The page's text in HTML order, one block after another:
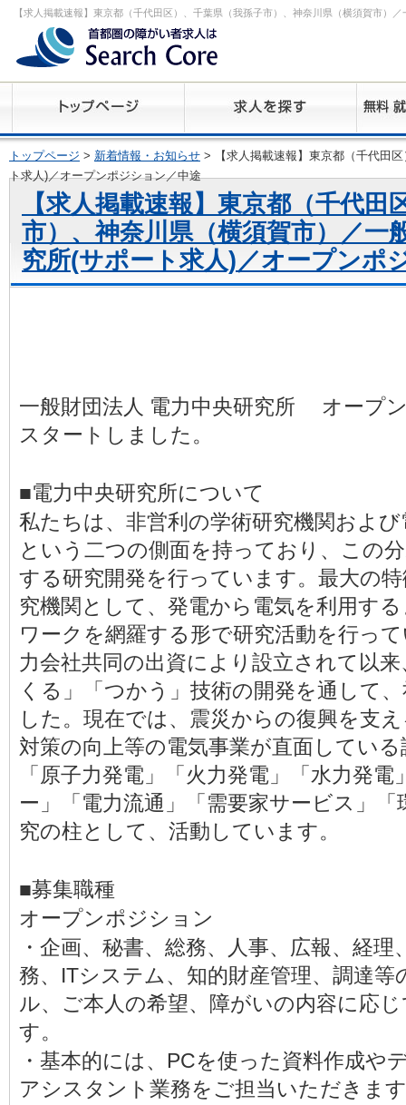
【求人掲載速報】東京都（千代田区）、千葉県（我孫子市）、神奈川県（横須賀市
トップページ > 新着情報・お知らせ > 【求人掲載速報】東京都（千代田
ト求人)／オープンポジション／中途
【求人掲載速報】東京都（千代田
市）、神奈川県（横須賀市）／一
究所(サポート求人)／オープンポ
一般財団法人 電力中央研究所 オープ
スタートしました。
■電力中央研究所について
私たちは、非営利の学術研究機関およ
という二つの側面を持っており、この
する研究開発を行っています。最大の
究機関として、発電から電気を利用す
ワークを網羅する形で研究活動を行っ
力会社共同の出資により設立されて以
くる」「つかう」技術の開発を通して
した。現在では、震災からの復興を支
対策の向上等の電気事業が直面してい
「原子力発電」「火力発電」「水力発
ー」「電力流通」「需要家サービス」
究の柱として、活動しています。
■募集職種
オープンポジション
・企画、秘書、総務、人事、広報、経
務、ITシステム、知的財産管理、調達
ル、ご本人の希望、障がいの内容に応
す。
・基本的には、PCを使った資料作成や
アシスタント業務をご担当いただきま